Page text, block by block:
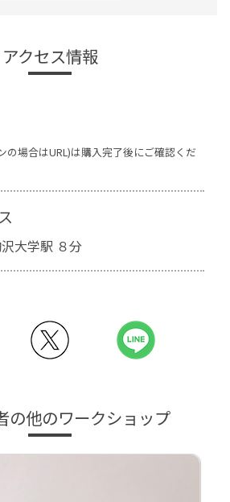
アクセス情報
の場合はURL)は購入完了後にご確認くだ
大学駅 ８分
の他のワークショップ